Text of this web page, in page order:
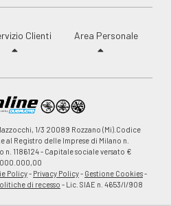
Clienti Area Personale
1/3 20089 Rozzano (Mi).Codice
al Registro delle Imprese di Milano n.
n. 1186124 - Capitale sociale versato €
Policy- Privacy Policy- Gestione Cookies-
di recesso - Lic. SIAE n. 4653/I/908